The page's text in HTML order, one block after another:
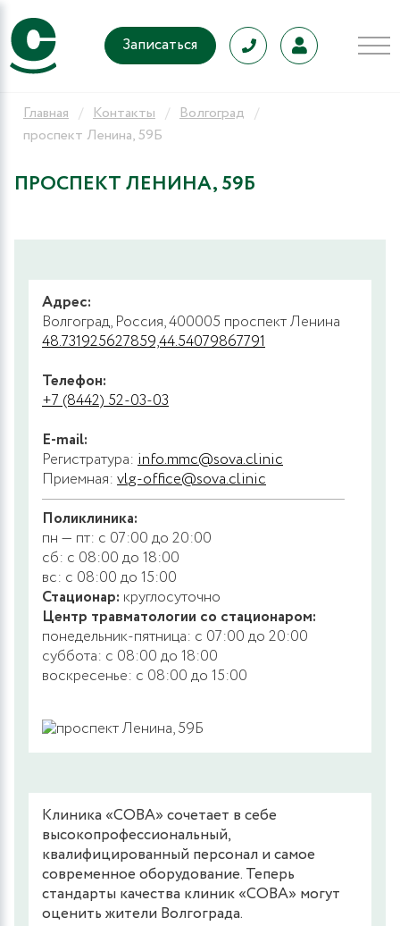
Записаться
Главная Контакты
Волгоград
проспект Ленина, 59Б
ПРОСПЕКТ ЛЕНИНА, 59Б
Адрес:
Волгоград, Россия, 400005 проспект Ленина
48.731925627859,44.54079867791
Телефон:
+7 (8442) 52-03-03
E-mail:
Регистратура: info.mmc@sova.clinic
Приемная: vlg-office@sova.clinic
Поликлиника:
пн — пт: с 07:00 до 20:00
сб: с 08:00 до 18:00
вс: с 08:00 до 15:00
Стационар: круглосуточно
Центр травматологии со стационаром:
понедельник-пятница: с 07:00 до 20:00
суббота: с 08:00 до 18:00
воскресенье: с 08:00 до 15:00
Клиника «СОВА» сочетает в себе
высокопрофессиональный,
квалифицированный персонал и самое
современное оборудование. Теперь
стандарты качества клиник «СОВА» могут
оценить жители Волгограда.